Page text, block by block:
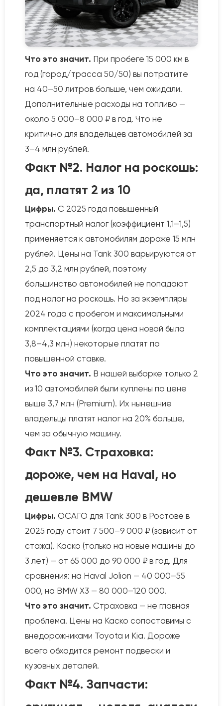
Что это значит. При пробеге 15 000 км в
год (город/трасса 50/50) вы потратите
на 40–50 литров больше, чем ожидали.
Дополнительные расходы на топливо —
около 5 000–8 000 ₽ в год. Что не
критично для владельцев автомобилей за
3–4 млн рублей.
Факт №2. Налог на роскошь:
да, платят 2 из 10
Цифры. С 2025 года повышенный
транспортный налог (коэффициент 1,1–1,5)
применяется к автомобилям дороже 15 млн
рублей. Цены на Tank 300 варьируются от
2,5 до 3,2 млн рублей, поэтому
большинство автомобилей не попадают
под налог на роскошь. Но за экземпляры
2024 года с пробегом и максимальными
комплектациями (когда цена новой была
3,8–4,3 млн) некоторые платят по
повышенной ставке.
Что это значит. В нашей выборке только 2
из 10 автомобилей были куплены по цене
выше 3,7 млн (Premium). Их нынешние
владельцы платят налог на 20% больше,
чем за обычную машину.
Факт №3. Страховка:
дороже, чем на Haval, но
дешевле BMW
Цифры. ОСАГО для Tank 300 в Ростове в
2025 году стоит 7 500–9 000 ₽ (зависит от
стажа). Каско (только на новые машины до
3 лет) — от 65 000 до 90 000 ₽ в год. Для
сравнения: на Haval Jolion — 40 000–55
000, на BMW X3 — 80 000–120 000.
Что это значит. Страховка — не главная
проблема. Цены на Каско сопоставимы с
внедорожниками Toyota и Kia. Дороже
всего обходится ремонт подвески и
кузовных деталей.
Факт №4. Запчасти: